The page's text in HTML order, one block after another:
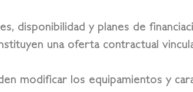
disponibilidad y planes de
una oferta contractual
modificar los equipamientos y